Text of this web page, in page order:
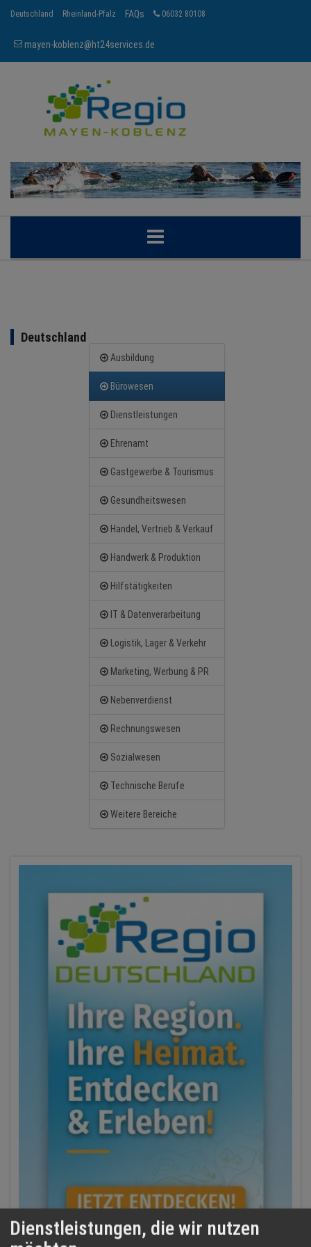
Deutschland Rheinland-Pfalz FAQs 06032 80108
mayen-koblenz@ht24services.de
Deutschland
Ausbildung
Bürowesen
Dienstleistungen
Ehrenamt
Gastgewerbe & Tourismus
Gesundheitswesen
Handel, Vertrieb & Verkauf
Handwerk & Produktion
Hilfstätigkeiten
IT & Datenverarbeitung
Logistik, Lager & Verkehr
Marketing, Werbung & PR
Nebenverdienst
Rechnungswesen
Sozialwesen
Technische Berufe
Weitere Bereiche
Dienstleistungen, die wir nutzen